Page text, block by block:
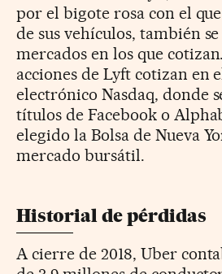
por el bigote rosa con el
de sus vehículos, también
mercados en los que
acciones de Lyft cotizan en
electrónico Nasdaq, donde
títulos de Facebook o
elegido la Bolsa de Nueva
mercado bursátil.
Historial de pérdidas
A cierre de 2018, Uber